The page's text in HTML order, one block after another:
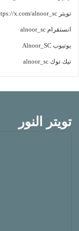
تويتر x.com/alnoor_sc
انستقرام alnoor_sc
يوتيوب Alnoor_SC
تيك توك alnoor_sc
تويتر النور